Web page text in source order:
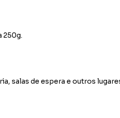
250g.
salas de espera e outros